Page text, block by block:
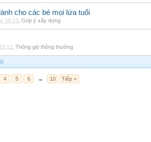
cho các bé mọi lứa tuổi
15:13 Góp ý xây dựng
Thông gió thông thường
4 5 6 → 10 Tiếp >